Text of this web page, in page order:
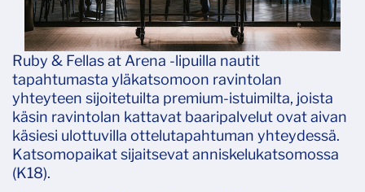
Ruby & Fellas at Arena -lipuilla nautit
tapahtumasta yläkatsomoon ravintolan
yhteyteen sijoitetuilta premium-istuimilta, joista
käsin ravintolan kattavat baaripalvelut ovat aivan
käsiesi ulottuvilla ottelutapahtuman yhteydessä.
Katsomopaikat sijaitsevat anniskelukatsomossa
(K18).